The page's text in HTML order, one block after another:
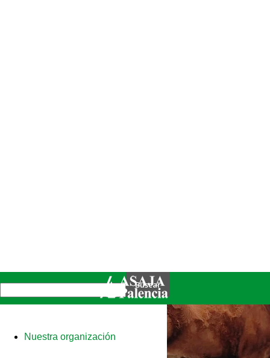
Nuestra organización